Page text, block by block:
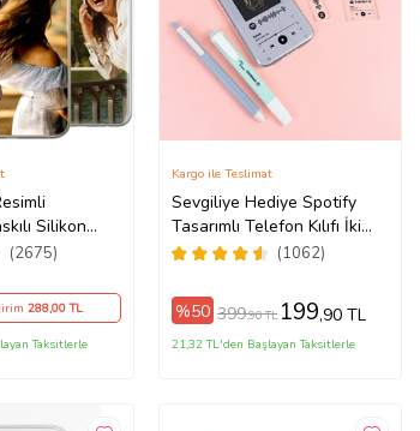
16Plus/16Pro/16ProMax/17/17Air/17Pro/17ProMax
Silikon
Kılıf
(2675)
288,00 TL
Taksitlerle
Sevgiliye Hediye Spotify
Tasarımlı Telefon Kılıfı İki
Anahtarlık Hediyeli
(1062)
Kargo ile Teslimat
%50 399,90 TL 199,90 TL
21,32 TL'den Başlayan Taksitlerle